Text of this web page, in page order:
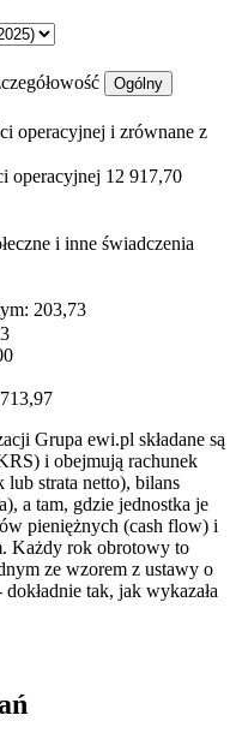
Ogólny
operacyjnej i zrównane z
operacyjnej 12 917,70
i inne świadczenia
203,73
Grupa ewi.pl składane są
i obejmują rachunek
strata netto), bilans
a tam, gdzie jednostka je
pieniężnych (cash flow) i
Każdy rok obrotowy to
ze wzorem z ustawy o
tak, jak wykazała